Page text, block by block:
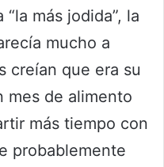
más jodida”, la
mucho a
creían que era su
mes de alimento
más tiempo con
probablemente